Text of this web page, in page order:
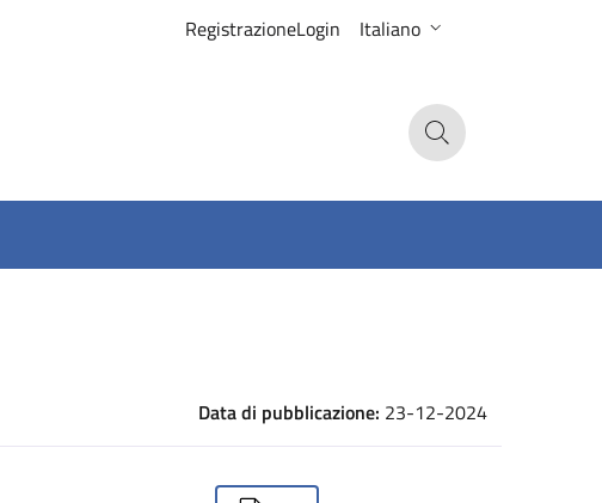
RegistrazioneLogin Italiano
Data di pubblicazione: 23-12-2024